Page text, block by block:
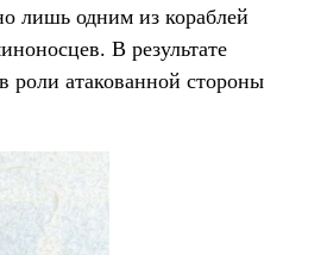
лишь одним из кораблей
В результате
роли атакованной стороны